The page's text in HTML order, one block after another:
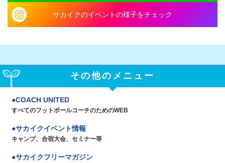
サカイクのイベントの様子をチェック
その他のメニュー
COACH UNITED
すべてのフットボールコーチのためのWEB
サカイクイベント情報
キャンプ、合宿大会、セミナー等
サカイクフリーマガジン